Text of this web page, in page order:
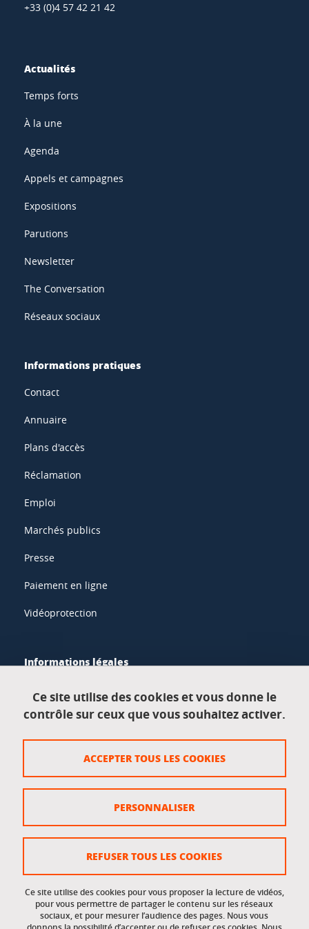
+33 (0)4 57 42 21 42
Actualités
Temps forts
À la une
Agenda
Appels et campagnes
Expositions
Parutions
Newsletter
The Conversation
Réseaux sociaux
Informations pratiques
Contact
Annuaire
Plans d'accès
Réclamation
Emploi
Marchés publics
Presse
Paiement en ligne
Vidéoprotection
Informations légales
Données personnelles
Crédits
Gestion des cookies
Accessibilité : non conforme
Accès réservés
Ce site utilise des cookies et vous donne le
contrôle sur ceux que vous souhaitez activer.
Ce site utilise des cookies pour vous proposer la lecture de vidéos,
pour vous permettre de partager le contenu sur les réseaux
sociaux, et pour mesurer l’audience des pages. Nous vous
ACCEPTER TOUS LES COOKIES
REFUSER TOUS LES COOKIES
PERSONNALISER